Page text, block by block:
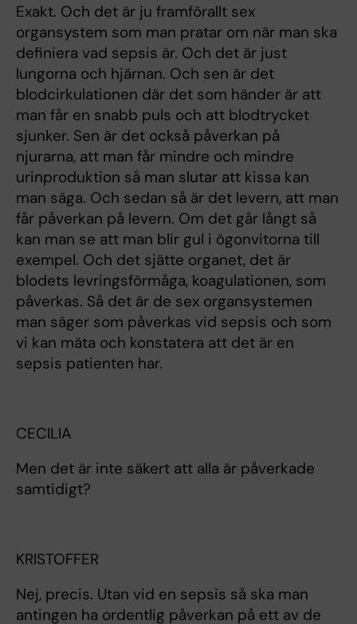
Exakt. Och det är ju framförallt sex
organsystem som man pratar om när man ska
definiera vad sepsis är. Och det är just
lungorna och hjärnan. Och sen är det
blodcirkulationen där det som händer är att
man får en snabb puls och att blodtrycket
sjunker. Sen är det också påverkan på
njurarna, att man får mindre och mindre
urinproduktion så man slutar att kissa kan
man säga. Och sedan så är det levern, att man
får påverkan på levern. Om det går långt så
kan man se att man blir gul i ögonvitorna till
exempel. Och det sjätte organet, det är
blodets levringsförmåga, koagulationen, som
påverkas. Så det är de sex organsystemen
man säger som påverkas vid sepsis och som
vi kan mäta och konstatera att det är en
sepsis patienten har.
CECILIA
Men det är inte säkert att alla är påverkade
samtidigt?
KRISTOFFER
Nej, precis. Utan vid en sepsis så ska man
antingen ha ordentlig påverkan på ett av de